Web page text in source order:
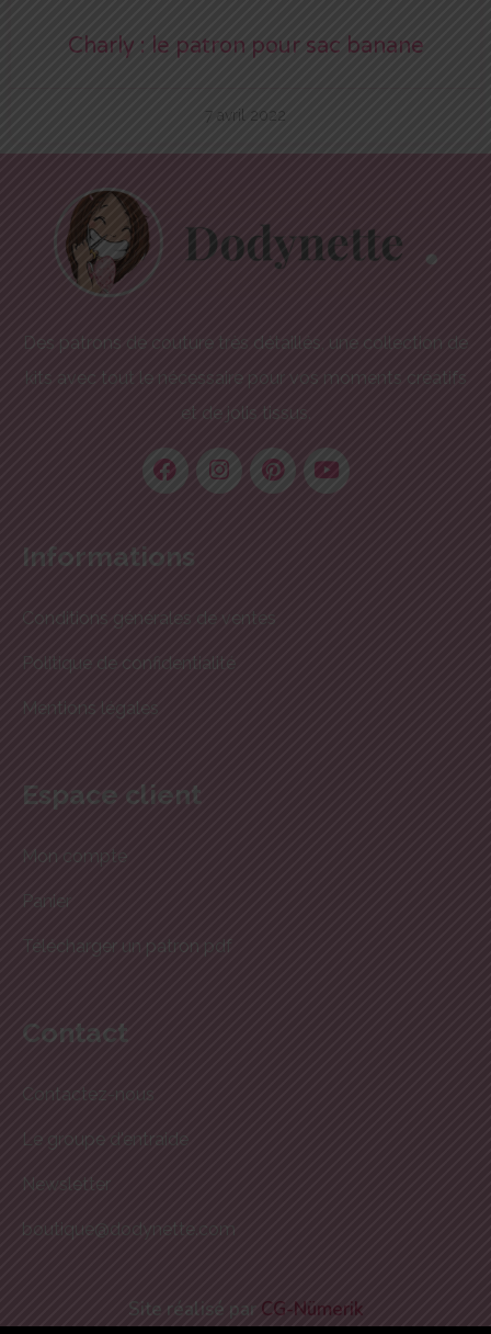
Charly : le patron pour sac banane
7 avril 2022
Des patrons de couture très détaillés, une collection de
kits avec tout le nécessaire pour vos moments créatifs
et de jolis tissus.
Informations
Conditions générales de ventes
Politique de confidentialité
Mentions légales
Espace client
Mon compte
Panier
Télécharger un patron pdf
Contact
Contactez-nous
Le groupe d'entraide
Newsletter
boutique@dodynette.com
Site réalisé par CG-Nümerik